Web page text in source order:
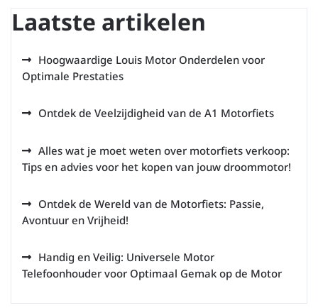
Laatste artikelen
Hoogwaardige Louis Motor Onderdelen voor
Optimale Prestaties
Ontdek de Veelzijdigheid van de A1 Motorfiets
Alles wat je moet weten over motorfiets verkoop:
Tips en advies voor het kopen van jouw droommotor!
Ontdek de Wereld van de Motorfiets: Passie,
Avontuur en Vrijheid!
Handig en Veilig: Universele Motor
Telefoonhouder voor Optimaal Gemak op de Motor